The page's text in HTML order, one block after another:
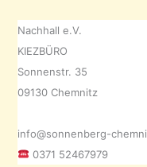
Nachhall e.V.
KIEZBÜRO
Sonnenstr. 35
09130 Chemnitz
info@sonnenberg-
0371 52467979